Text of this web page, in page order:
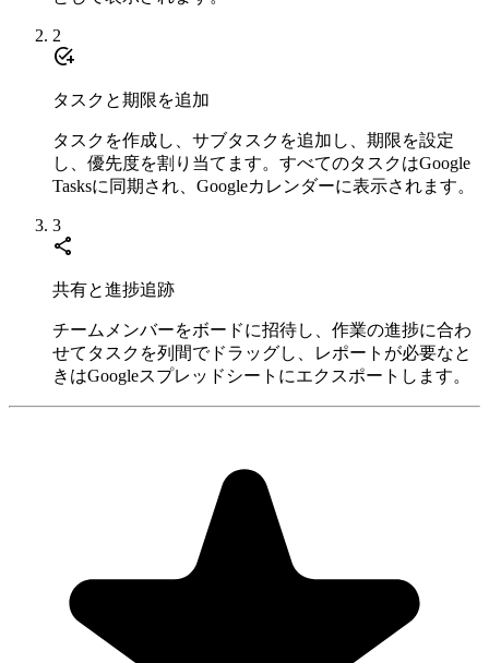
2
add_task
タスクと期限を追加
タスクを作成し、サブタスクを追加し、期限を設定
し、優先度を割り当てます。すべてのタスクはGoogle
Tasksに同期され、Googleカレンダーに表示されます。
3
share
共有と進捗追跡
チームメンバーをボードに招待し、作業の進捗に合わ
せてタスクを列間でドラッグし、レポートが必要なと
きはGoogleスプレッドシートにエクスポートします。